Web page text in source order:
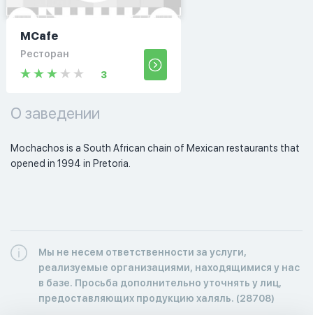
MCafe
Ресторан
3
О заведении
Mochachos is a South African chain of Mexican restaurants that
opened in 1994 in Pretoria.
Мы не несем ответственности за услуги,
реализуемые организациями, находящимися у нас
в базе. Просьба дополнительно уточнять у лиц,
предоставляющих продукцию халяль. (28708)